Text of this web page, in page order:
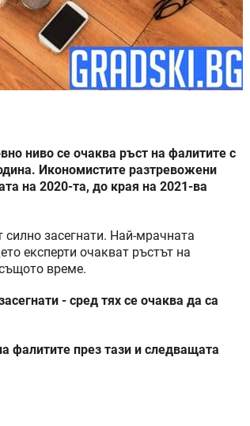
ниво се очаква ръст на фалитите с
Икономистите разтревожени
на 2020-та, до края на 2021-ва
засегнати. Най-мрачната
експерти очакват ръстът на
време.
- сред тях се очаква да са
фалитите през тази и следващата